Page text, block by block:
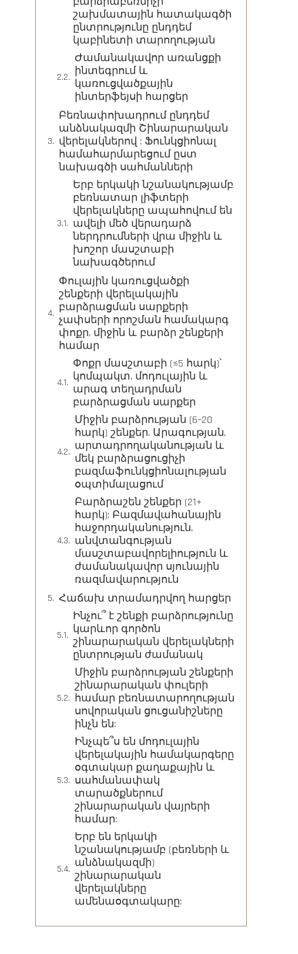
շախմատային հատակագծի
ընտրությունը ընդդեմ
կաբինետի տարողության
Ժամանակավոր առանցքի
ինտեգրում և
կառուցվածքային
ինտերֆեյսի հարցեր
Բեռնափոխադրում ընդդեմ
անձնակազմի Շինարարական
վերելակներով : Ֆունկցիոնալ
համահարմարեցում ըստ
նախագծի սահմանների
Երբ երկակի նշանակությամբ
բեռնատար լիֆտերի
վերելակները ապահովում են
ավելի մեծ վերադարձ
ներդրումների վրա միջին և
խոշոր մասշտաբի
նախագծերում
Փուլային կառուցվածքի
շենքերի վերելակային
բարձրացման սարքերի
չափսերի որոշման համակարգ
փոքր, միջին և բարձր շենքերի
համար
Փոքր մասշտաբի (≤5 հարկ)՝
կոմպակտ, մոդուլային և
արագ տեղադրման
բարձրացման սարքեր
Միջին բարձրության (6–20
հարկ) շենքեր. Արագության,
արտադրողականության և
մեկ բարձրացուցիչի
բազմաֆունկցիոնալության
օպտիմալացում
Բարձրաշեն շենքեր (21+
հարկ): Բազմավահանային
հաջորդականություն,
անվտանգության
մասշտաբավորելիություն և
ժամանակավոր սյունային
ռազմավարություն
Հաճախ տրամադրվող հարցեր
Ինչու՞ է շենքի բարձրությունը
կարևոր գործոն
շինարարական վերելակների
ընտրության ժամանակ
Միջին բարձրության շենքերի
շինարարական փուլերի
համար բեռնատարողության
սովորական ցուցանիշները
ինչն են:
Ինչպե՞ս են մոդուլային
վերելակային համակարգերը
օգտակար քաղաքային և
սահմանափակ
տարածքներում
շինարարական վայրերի
համար:
Երբ են երկակի
նշանակությամբ (բեռների և
անձնակազմի)
շինարարական
վերելակները
ամենաօգտակարը: